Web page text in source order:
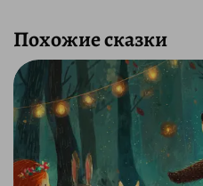
Похожие сказки